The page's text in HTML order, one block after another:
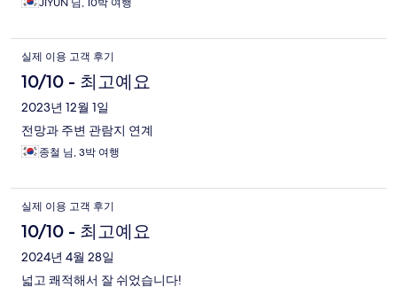
JIYUN 님, 10박 여행
실제 이용 고객 후기
10/10 - 최고예요
2023년 12월 1일
전망과 주변 관람지 연계
종철 님, 3박 여행
실제 이용 고객 후기
10/10 - 최고예요
2024년 4월 28일
넓고 쾌적해서 잘 쉬었습니다!